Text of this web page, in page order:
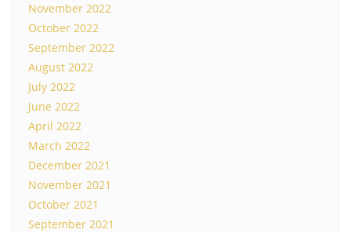
November 2022
October 2022
September 2022
August 2022
July 2022
June 2022
April 2022
March 2022
December 2021
November 2021
October 2021
September 2021